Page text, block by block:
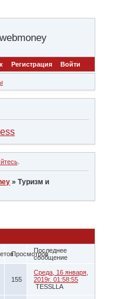
Регистрация Войти
.
»Туризм и
ПросмотровПоследнее
сообщение
155
Среда, 16 января,
2019г. 01:58:55
TESSLLA